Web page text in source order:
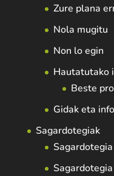
Zure plana
Nola mugitu
Non lo egin
Hautatutako
Beste
Gidak eta
Sagardotegiak